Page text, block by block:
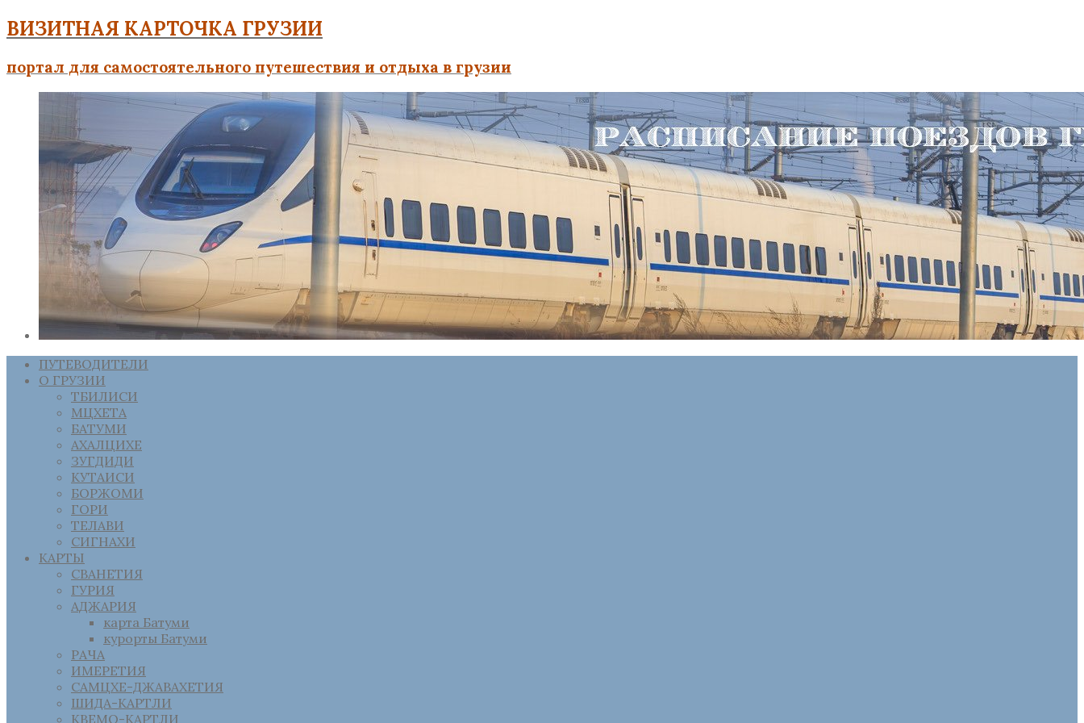
ВИЗИТНАЯ КАРТОЧКА ГРУЗИИ
портал для самостоятельного путешествия и отдыха в грузии
ПУТЕВОДИТЕЛИ
О ГРУЗИИ
ТБИЛИСИ
МЦХЕТА
БАТУМИ
АХАЛЦИХЕ
ЗУГДИДИ
КУТАИСИ
БОРЖОМИ
ГОРИ
ТЕЛАВИ
СИГНАХИ
КАРТЫ
СВАНЕТИЯ
ГУРИЯ
АДЖАРИЯ
карта Батуми
курорты Батуми
РАЧА
ИМЕРЕТИЯ
САМЦХЕ-ДЖАВАХЕТИЯ
ШИДА-КАРТЛИ
КВЕМО-КАРТЛИ